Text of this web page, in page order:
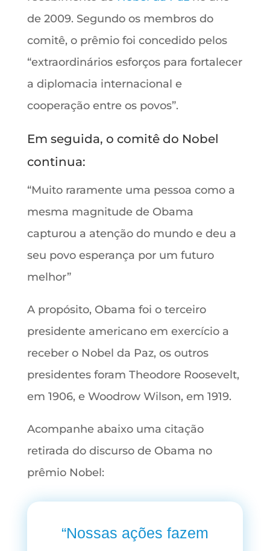
de 2009. Segundo os membros do
comitê, o prêmio foi concedido pelos
“extraordinários esforços para fortalecer
a diplomacia internacional e
cooperação entre os povos”.
Em seguida, o comitê do Nobel
continua:
“Muito raramente uma pessoa como a
mesma magnitude de Obama
capturou a atenção do mundo e deu a
seu povo esperança por um futuro
melhor”
A propósito, Obama foi o terceiro
presidente americano em exercício a
receber o Nobel da Paz, os outros
presidentes foram Theodore Roosevelt,
em 1906, e Woodrow Wilson, em 1919.
Acompanhe abaixo uma citação
retirada do discurso de Obama no
prêmio Nobel:
“Nossas ações fazem